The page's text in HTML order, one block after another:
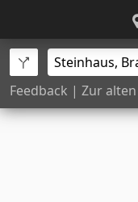
Feedback | Zur